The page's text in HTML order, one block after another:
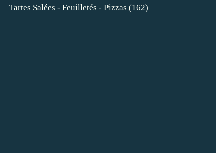
Tartes Salées - Feuilletés - Pizzas (162)